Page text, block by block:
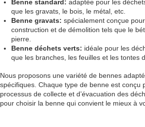
Benne standard: adaptée pour les
que les gravats, le bois, le métal, etc.
Benne gravats: spécialement conçue
construction et de démolition tels que le
pierre.
Benne déchets verts: idéale pour les
que les branches, les feuilles et les tontes
Nous proposons une variété de bennes
spécifiques. Chaque type de benne est conçu
processus de collecte et d’évacuation des
pour choisir la benne qui convient le mieux à